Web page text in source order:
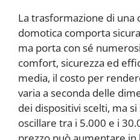
La trasformazione di una
domotica comporta
ma porta con sé
comfort, sicurezza ed
media, il costo per
varia a seconda delle
dei dispositivi scelti, ma
oscillare tra i 5.000 e i